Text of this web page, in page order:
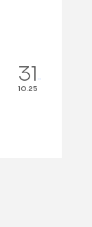
31
10.25